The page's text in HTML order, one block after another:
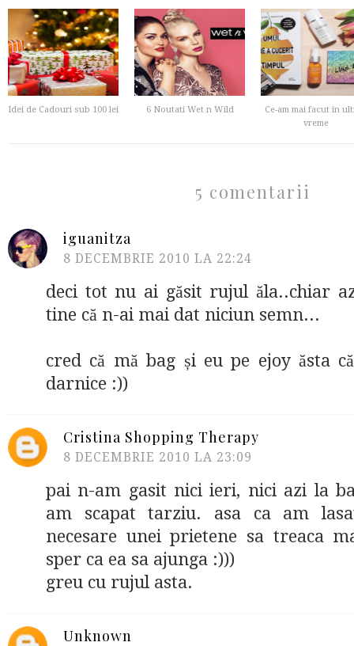
Idei de Cadouri sub 100 lei 6 Noutati Wet n Wild
Ce-am mai facut in
vreme
5 comentarii
iguanitza
8 DECEMBRIE 2010 LA 22:24
deci tot nu ai găsit rujul ăla..chiar
tine că n-ai mai dat niciun semn...
cred că mă bag și eu pe ejoy ăsta
darnice :))
Cristina Shopping Therapy
8 DECEMBRIE 2010 LA 23:09
pai n-am gasit nici ieri, nici azi la
am scapat tarziu. asa ca am
necesare unei prietene sa treaca
sper ca ea sa ajunga :)))
greu cu rujul asta.
Unknown